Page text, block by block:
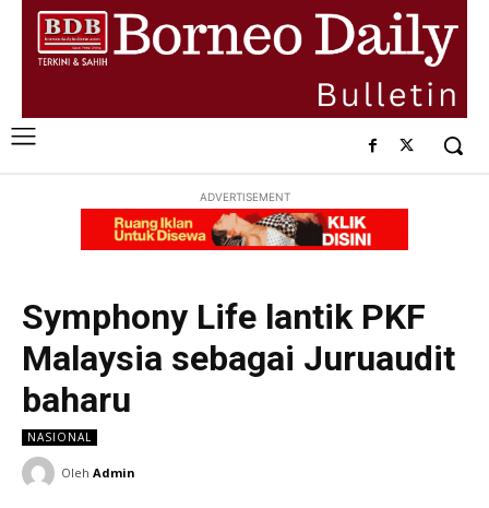
ADVERTISEMENT
Symphony Life lantik PKF
Malaysia sebagai Juruaudit
baharu
NASIONAL
Oleh Admin